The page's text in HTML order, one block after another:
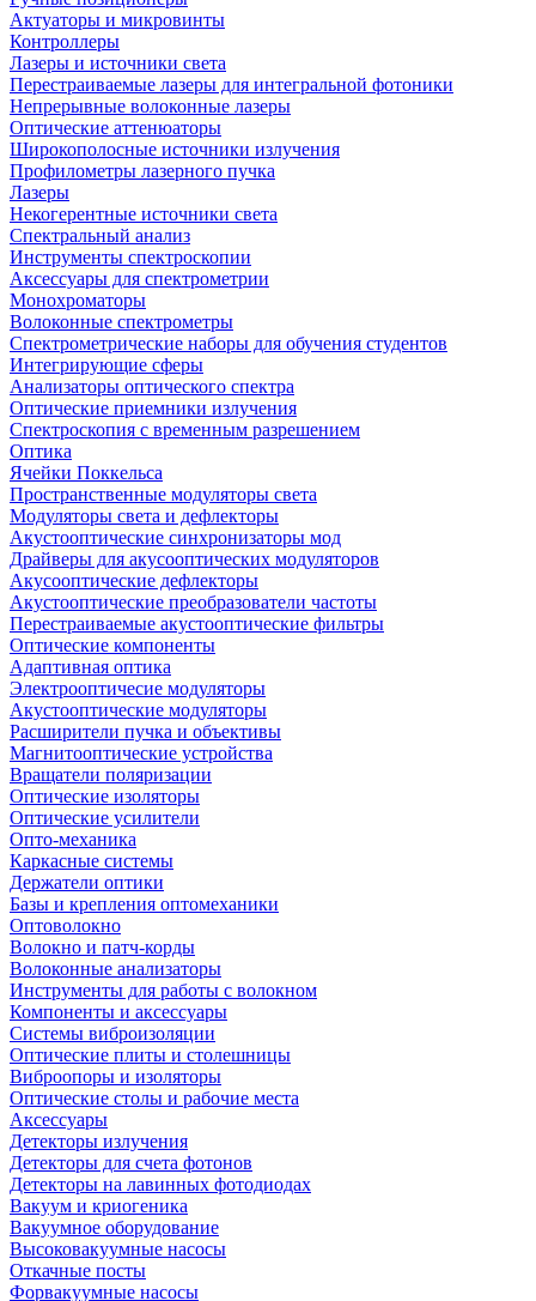
Актуаторы и микровинты
Контроллеры
Лазеры и источники света
Перестраиваемые лазеры для интегральной фотоники
Непрерывные волоконные лазеры
Оптические аттенюаторы
Широкополосные источники излучения
Профилометры лазерного пучка
Лазеры
Некогерентные источники света
Спектральный анализ
Инструменты спектроскопии
Аксессуары для спектрометрии
Монохроматоры
Волоконные спектрометры
Спектрометрические наборы для обучения студентов
Интегрирующие сферы
Анализаторы оптического спектра
Оптические приемники излучения
Спектроскопия с временным разрешением
Оптика
Ячейки Поккельса
Пространственные модуляторы света
Модуляторы света и дефлекторы
Акустооптические синхронизаторы мод
Драйверы для акусооптических модуляторов
Акусооптические дефлекторы
Акустооптические преобразователи частоты
Перестраиваемые акустооптические фильтры
Оптические компоненты
Адаптивная оптика
Электрооптичесие модуляторы
Акустооптические модуляторы
Расширители пучка и объективы
Магнитооптические устройства
Вращатели поляризации
Оптические изоляторы
Оптические усилители
Опто-механика
Каркасные системы
Держатели оптики
Базы и крепления оптомеханики
Оптоволокно
Волокно и патч-корды
Волоконные анализаторы
Инструменты для работы с волокном
Компоненты и аксессуары
Системы виброизоляции
Оптические плиты и столешницы
Виброопоры и изоляторы
Оптические столы и рабочие места
Аксессуары
Детекторы излучения
Детекторы для счета фотонов
Детекторы на лавинных фотодиодах
Вакуум и криогеника
Вакуумное оборудование
Высоковакуумные насосы
Откачные посты
Форвакуумные насосы